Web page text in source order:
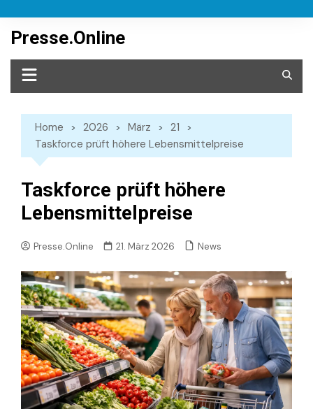
content
Presse.Online
Home 2026 März
21
Taskforce prüft höhere Lebensmittelpreise
Taskforce prüft höhere
Lebensmittelpreise
Presse.Online 21. März 2026 News